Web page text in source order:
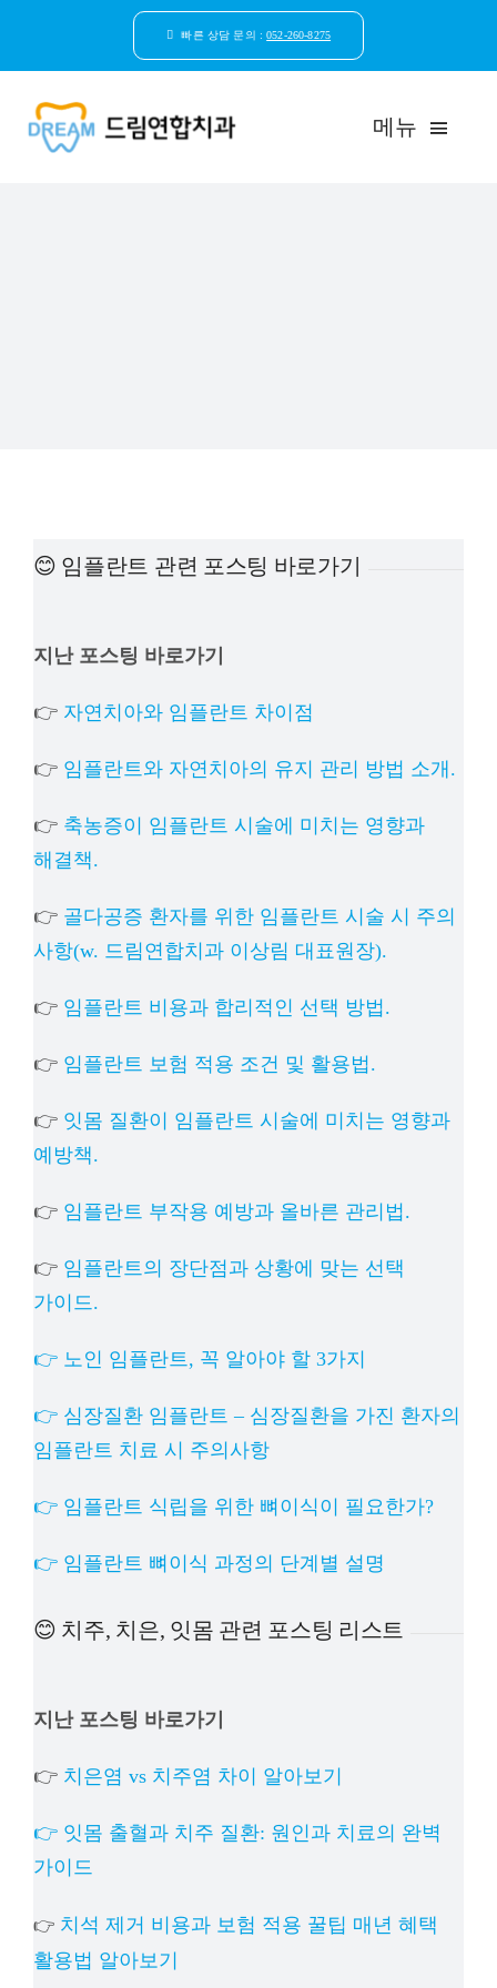
빠른 상담 문의 :052-260-8275
메뉴
상담예약
😊 임플란트 관련 포스팅 바로가기
지난 포스팅 바로가기
👉 자연치아와 임플란트 차이점
👉 임플란트와 자연치아의 유지 관리 방법 소개.
👉 축농증이 임플란트 시술에 미치는 영향과
해결책.
👉 골다공증 환자를 위한 임플란트 시술 시 주의
사항(w. 드림연합치과 이상림 대표원장).
👉 임플란트 비용과 합리적인 선택 방법.
👉 임플란트 보험 적용 조건 및 활용법.
👉 잇몸 질환이 임플란트 시술에 미치는 영향과
예방책.
👉 임플란트 부작용 예방과 올바른 관리법.
👉 임플란트의 장단점과 상황에 맞는 선택
가이드.
👉 노인 임플란트, 꼭 알아야 할 3가지
👉 심장질환 임플란트 – 심장질환을 가진 환자의
임플란트 치료 시 주의사항
👉 임플란트 식립을 위한 뼈이식이 필요한가?
👉 임플란트 뼈이식 과정의 단계별 설명
😊 치주, 치은, 잇몸 관련 포스팅 리스트
지난 포스팅 바로가기
👉 치은염 vs 치주염 차이 알아보기
👉 잇몸 출혈과 치주 질환: 원인과 치료의 완벽
가이드
👉 치석 제거 비용과 보험 적용 꿀팁 매년 혜택
활용법 알아보기